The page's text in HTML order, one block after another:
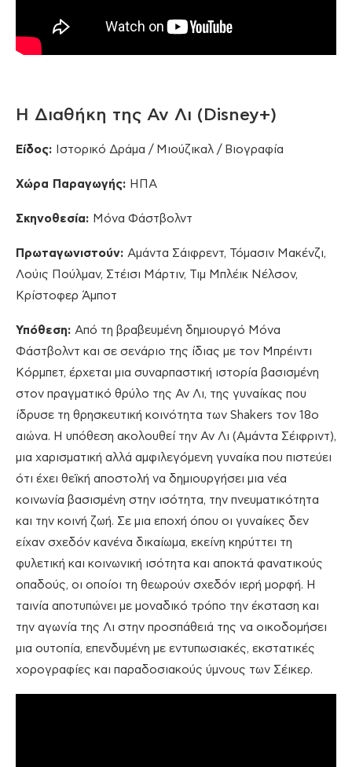
Η Διαθήκη της Αν Λι (Disney+)
Είδος: Ιστορικό Δράμα / Μιούζικαλ / Βιογραφία
Χώρα Παραγωγής: ΗΠΑ
Σκηνοθεσία: Μόνα Φάστβολντ
Πρωταγωνιστούν: Αμάντα Σάιφρεντ, Τόμασιν Μακένζι,
Λούις Πούλμαν, Στέισι Μάρτιν, Τιμ Μπλέικ Νέλσον,
Κρίστοφερ Άμποτ
Υπόθεση: Από τη βραβευμένη δημιουργό Μόνα
Φάστβολντ και σε σενάριο της ίδιας με τον Μπρέιντι
Κόρμπετ, έρχεται μια συναρπαστική ιστορία βασισμένη
στον πραγματικό θρύλο της Αν Λι, της γυναίκας που
ίδρυσε τη θρησκευτική κοινότητα των Shakers τον 18ο
αιώνα. Η υπόθεση ακολουθεί την Αν Λι (Αμάντα Σέιφριντ),
μια χαρισματική αλλά αμφιλεγόμενη γυναίκα που πιστεύει
ότι έχει θεϊκή αποστολή να δημιουργήσει μια νέα
κοινωνία βασισμένη στην ισότητα, την πνευματικότητα
και την κοινή ζωή. Σε μια εποχή όπου οι γυναίκες δεν
είχαν σχεδόν κανένα δικαίωμα, εκείνη κηρύττει τη
φυλετική και κοινωνική ισότητα και αποκτά φανατικούς
οπαδούς, οι οποίοι τη θεωρούν σχεδόν ιερή μορφή. Η
ταινία αποτυπώνει με μοναδικό τρόπο την έκσταση και
την αγωνία της Λι στην προσπάθειά της να οικοδομήσει
μια ουτοπία, επενδυμένη με εντυπωσιακές, εκστατικές
χορογραφίες και παραδοσιακούς ύμνους των Σέικερ.